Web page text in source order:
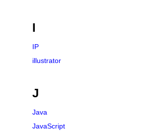
I
IP
illustrator
J
Java
JavaScript